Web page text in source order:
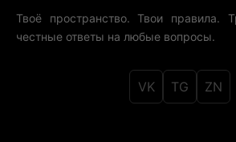
Твоё пространство. Твои правила.
честные ответы на любые вопросы.
VK TG ZN